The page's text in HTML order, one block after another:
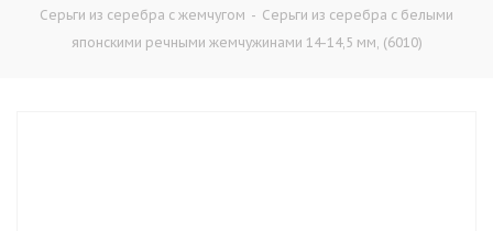
Серьги из серебра с жемчугом - Серьги из серебра c белыми
японскими речными жемчужинами 14-14,5 мм, (6010)